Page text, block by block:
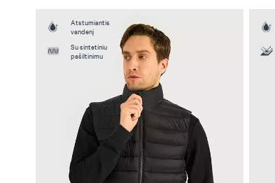
Atstumiantis
vandenį
Su sintetiniu
pašiltinimu